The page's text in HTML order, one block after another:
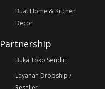
Buat Home & Kitchen
Decor
Partnership
Buka Toko Sendiri
Layanan Dropship /